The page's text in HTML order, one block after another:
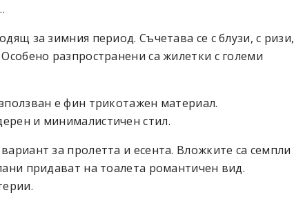
за зимния период. Съчетава се с блузи, с ризи,
разпространени са жилетки с големи
е фин трикотажен материал.
и минималистичен стил.
за пролетта и есента. Вложките са семпли
придават на тоалета романтичен вид.